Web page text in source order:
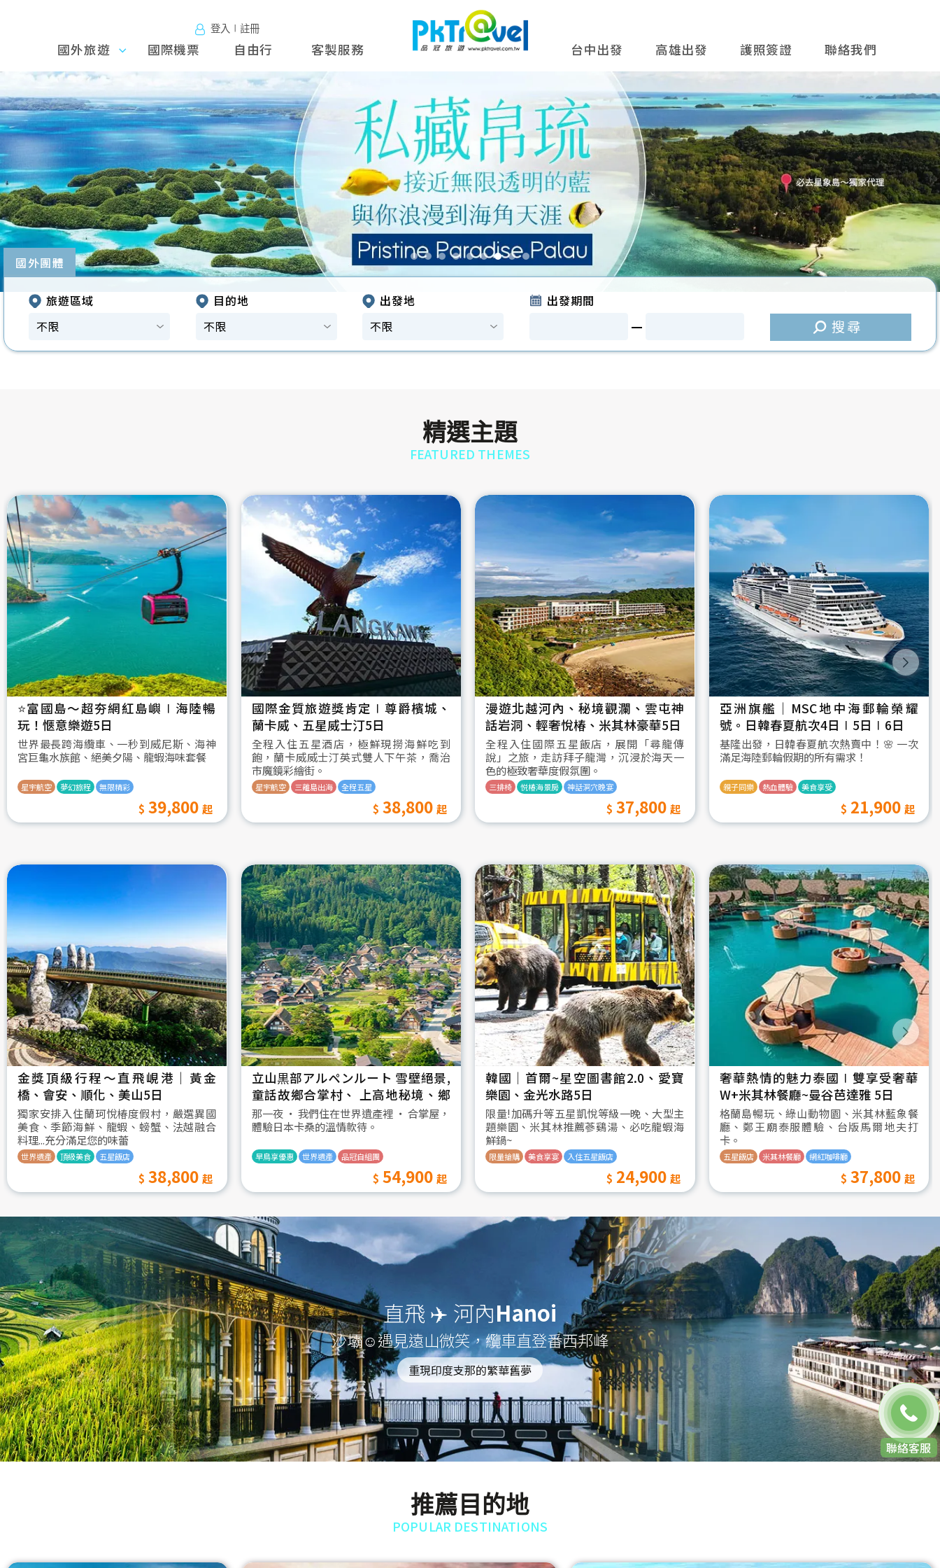
登入∣註冊
國外旅
遊
國外旅遊 國際機票 自由行 客製服務 台中出發 高雄出發 護照簽證 聯絡我們
往前 往後
國外團體
旅遊區域 目的地 出發地 出發期間
精選主題
FEATURED THEMES
⭐️富國島～超夯網紅島嶼∣海陸暢
玩！愜意樂遊5日
世界最長跨海纜車、一秒到威尼斯、海神
宮巨龜水族館、絕美夕陽、龍蝦海味套餐
星宇航空 夢幻旅程 無限精彩
39,800
國際金質旅遊獎肯定∣尊爵檳城、
蘭卡威、五星威士汀5日
全程入住五星酒店，極鮮現撈海鮮吃到
飽，蘭卡威威士汀英式雙人下午茶，喬治
市魔鏡彩繪街。
星宇航空 三離島出海 全程五星
38,800
漫遊北越河內、秘境觀瀾、雲屯神
話岩洞、輕奢悅椿、米其林豪華5日
全程入住國際五星飯店，展開「尋龍傳
說」之旅，走訪拜子龍灣，沉浸於海天一
色的極致奢華度假氛圍。
三排椅 悦椿海景房 神話洞穴晚宴
37,800
亞洲旗艦｜MSC地中海郵輪榮耀
號。日韓春夏航次4日∣5日∣6日
基隆出發，日韓春夏航次熱賣中！🌸 一次
滿足海陸郵輪假期的所有需求！
親子同樂 熱血體驗 美食享受
21,900
金獎頂級行程～直飛峴港｜黃金
橋、會安、順化、美山5日
獨家安排入住蘭珂悅椿度假村，嚴選異國
美食、季節海鮮、龍蝦、螃蟹、法越融合
料理...充分滿足您的味蕾
世界遺產 頂級美食 五星飯店
38,800
立山黒部アルペンルート 雪壁絕景,
童話故鄉合掌村、 上高地秘境、鄉
村古街町5日
那一夜 ‧ 我們住在世界遺產裡 ‧ 合掌屋，
體驗日本卡桑的溫情款待。
早鳥享優惠 世界遺產 品冠自組團
54,900
韓國│首爾~星空圖書館2.0、愛寶
樂園、金光水路5日
限量!加碼升等五星凱悅等級一晚、大型主
題樂園、米其林推薦蔘鷄湯、必吃龍蝦海
鮮鍋~
限量搶購 美食享宴 入住五星飯店
24,900
奢華熱情的魅力泰國∣雙享受奢華
W+米其林餐廳~曼谷芭達雅 5日
格蘭島暢玩、綠山動物園、米其林藍象餐
廳、鄭王廟泰服體驗、台版馬爾地夫打
卡。
五星飯店 米其林餐廳 網紅咖啡廳
37,800
直飛 ✈️ 河內Hanoi
沙壩☺遇見遠山微笑，纜車直登番西邦峰
重現印度支那的繁華舊夢
推薦目的地
POPULAR DESTINATIONS
聯絡客服
免費通話